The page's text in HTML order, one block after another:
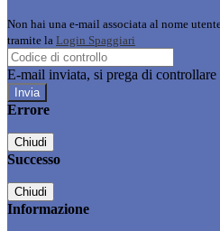
Non hai una e-mail associata al nome
tramite la Login Spaggiari
E-mail inviata, si prega di controllare
Errore
Chiudi
Successo
Chiudi
Informazione